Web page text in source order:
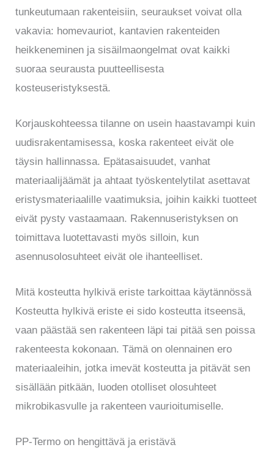
tunkeutumaan rakenteisiin, seuraukset voivat olla
vakavia: homevauriot, kantavien rakenteiden
heikkeneminen ja sisäilmaongelmat ovat kaikki
suoraa seurausta puutteellisesta
kosteuseristyksestä.
Korjauskohteessa tilanne on usein haastavampi kuin
uudisrakentamisessa, koska rakenteet eivät ole
täysin hallinnassa. Epätasaisuudet, vanhat
materiaalijäämät ja ahtaat työskentelytilat asettavat
eristysmateriaalille vaatimuksia, joihin kaikki tuotteet
eivät pysty vastaamaan. Rakennuseristyksen on
toimittava luotettavasti myös silloin, kun
asennusolosuhteet eivät ole ihanteelliset.
Mitä kosteutta hylkivä eriste tarkoittaa käytännössä
Kosteutta hylkivä eriste ei sido kosteutta itseensä,
vaan päästää sen rakenteen läpi tai pitää sen poissa
rakenteesta kokonaan. Tämä on olennainen ero
materiaaleihin, jotka imevät kosteutta ja pitävät sen
sisällään pitkään, luoden otolliset olosuhteet
mikrobikasvulle ja rakenteen vaurioitumiselle.
PP-Termo on hengittävä ja eristävä